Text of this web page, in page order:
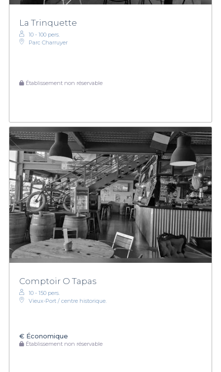
La Trinquette
10 - 100 pers.
Parc Charruyer
Établissement non réservable
Comptoir O Tapas
10 - 150 pers.
Vieux-Port / centre historique.
€ Économique
Établissement non réservable